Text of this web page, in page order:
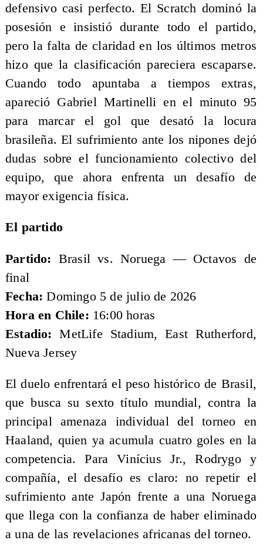
defensivo casi perfecto. El Scratch dominó la
posesión e insistió durante todo el partido,
pero la falta de claridad en los últimos metros
hizo que la clasificación pareciera escaparse.
Cuando todo apuntaba a tiempos extras,
apareció Gabriel Martinelli en el minuto 95
para marcar el gol que desató la locura
brasileña. El sufrimiento ante los nipones dejó
dudas sobre el funcionamiento colectivo del
equipo, que ahora enfrenta un desafío de
mayor exigencia física.
El partido
Partido: Brasil vs. Noruega — Octavos de
final
Fecha: Domingo 5 de julio de 2026
Hora en Chile: 16:00 horas
Estadio: MetLife Stadium, East Rutherford,
Nueva Jersey
El duelo enfrentará el peso histórico de Brasil,
que busca su sexto título mundial, contra la
principal amenaza individual del torneo en
Haaland, quien ya acumula cuatro goles en la
competencia. Para Vinícius Jr., Rodrygo y
compañía, el desafío es claro: no repetir el
sufrimiento ante Japón frente a una Noruega
que llega con la confianza de haber eliminado
a una de las revelaciones africanas del torneo.